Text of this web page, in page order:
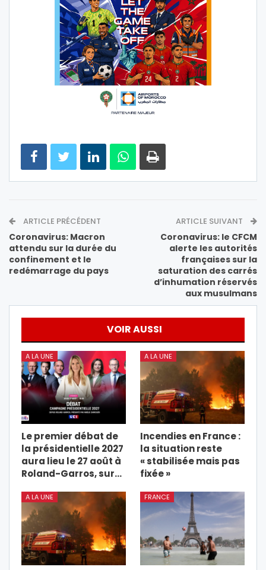
ARTICLE PRÉCÉDENT
Coronavirus: Macron
attendu sur la durée du
confinement et le
redémarrage du pays
ARTICLE SUIVANT
Coronavirus: le CFCM
alerte les autorités
françaises sur la
saturation des carrés
d’inhumation réservés
aux musulmans
VOIR AUSSI
A LA UNE
Le premier débat de
la présidentielle 2027
aura lieu le 27 août à
Roland-Garros, sur…
A LA UNE
Incendies en France :
la situation reste
« stabilisée mais pas
fixée »
A LA UNE FRANCE